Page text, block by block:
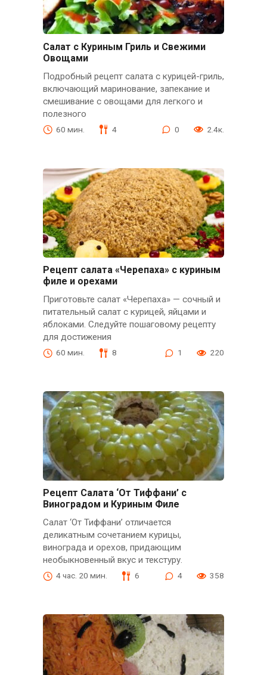
Салат с Куриным Гриль и Свежими
Овощами
Подробный рецепт салата с курицей-гриль,
включающий маринование, запекание и
смешивание с овощами для легкого и
полезного
60 мин. 4 0 2.4к.
Рецепт салата «Черепаха» с куриным
филе и орехами
Приготовьте салат «Черепаха» — сочный и
питательный салат с курицей, яйцами и
яблоками. Следуйте пошаговому рецепту
для достижения
60 мин. 8 1 220
Рецепт Салата ‘От Тиффани’ с
Виноградом и Куриным Филе
Салат ‘От Тиффани’ отличается
деликатным сочетанием курицы,
винограда и орехов, придающим
необыкновенный вкус и текстуру.
4 час. 20 мин. 6 4 358